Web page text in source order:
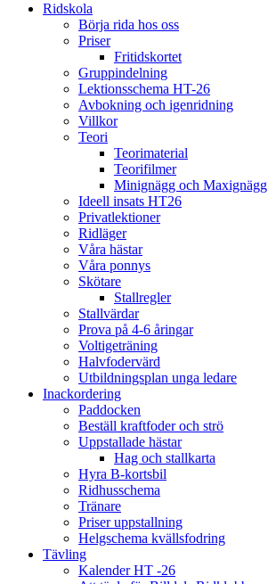
Ridskola
Börja rida hos oss
Priser
Fritidskortet
Gruppindelning
Lektionsschema HT-26
Avbokning och igenridning
Villkor
Teori
Teorimaterial
Teorifilmer
Minignägg och Maxignägg
Ideell insats HT26
Privatlektioner
Ridläger
Våra hästar
Våra ponnys
Skötare
Stallregler
Stallvärdar
Prova på 4-6 åringar
Voltigeträning
Halvfodervärd
Utbildningsplan unga ledare
Inackordering
Paddocken
Beställ kraftfoder och strö
Uppstallade hästar
Hag och stallkarta
Hyra B-kortsbil
Ridhusschema
Tränare
Priser uppstallning
Helgschema kvällsfodring
Tävling
Kalender HT -26